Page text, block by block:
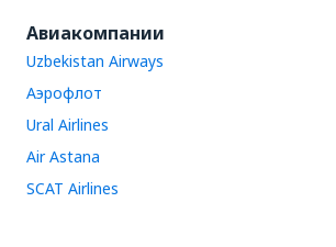
Авиакомпании
Uzbekistan Airways
Аэрофлот
Ural Airlines
Air Astana
SCAT Airlines